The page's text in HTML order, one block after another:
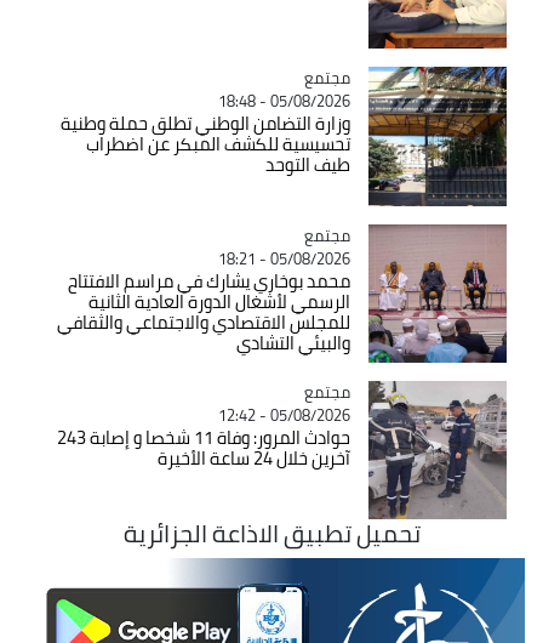
Catégorie
مجتمع
05/08/2026 - 18:48
وزارة التضامن الوطني تطلق حملة وطنية
تحسيسية للكشف المبكر عن اضطراب
طيف التوحد
Catégorie
مجتمع
05/08/2026 - 18:21
محمد بوخاري يشارك في مراسم الافتتاح
الرسمي لأشغال الدورة العادية الثانية
للمجلس الاقتصادي والاجتماعي والثقافي
والبيئي التشادي
Catégorie
مجتمع
05/08/2026 - 12:42
حوادث المرور: وفاة 11 شخصا و إصابة 243
آخرين خلال 24 ساعة الأخيرة
تحميل تطبيق الاذاعة الجزائرية